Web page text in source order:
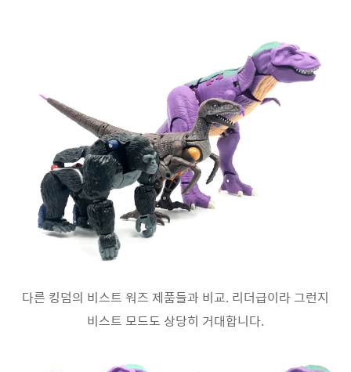
다른 킹덤의 비스트 워즈 제품들과 비교. 리더급이라 그런지
비스트 모드도 상당히 거대합니다.